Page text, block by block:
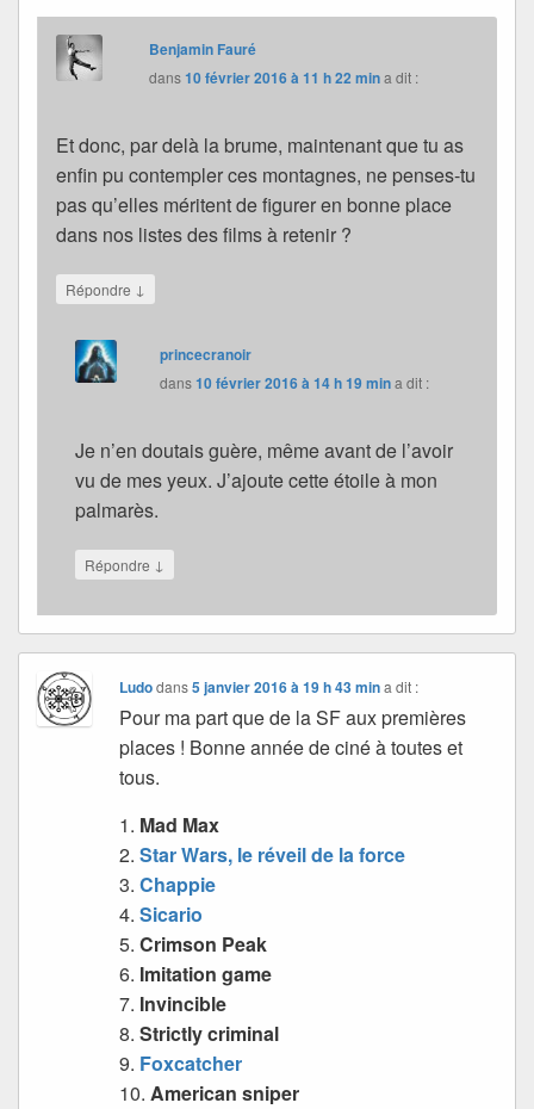
Benjamin Fauré
dans10 février 2016 à 11 h 22 mina dit :
Et donc, par delà la brume, maintenant que tu as
enfin pu contempler ces montagnes, ne penses-tu
pas qu’elles méritent de figurer en bonne place
dans nos listes des films à retenir ?
Répondre ↓
princecranoir
dans10 février 2016 à 14 h 19 mina dit :
Je n’en doutais guère, même avant de l’avoir
vu de mes yeux. J’ajoute cette étoile à mon
palmarès.
Répondre ↓
Ludodans5 janvier 2016 à 19 h 43 min a dit :
Pour ma part que de la SF aux premières
places ! Bonne année de ciné à toutes et
tous.
1. Mad Max
2.Star Wars, le réveil de la force
3.Chappie
4.Sicario
5.Crimson Peak
6. Imitation game
7. Invincible
8.Strictly criminal
9. Foxcatcher
10.American sniper